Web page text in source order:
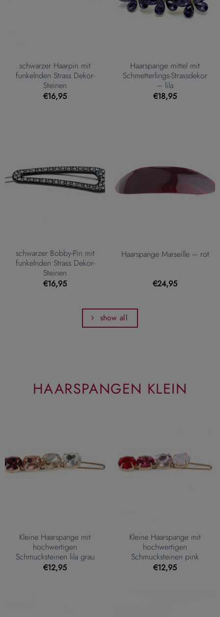
schwarzer Haarpin mit
funkelnden Strass Dekor-
Steinen
€16,95
Haarspange mittel mit
Schmetterlings-Strassdekor
– lila
€18,95
schwarzer Bobby-Pin mit
funkelnden Strass Dekor-
Steinen
€16,95
Haarspange Marseille – rot
€24,95
show all
HAARSPANGEN KLEIN
Kleine Haarspange mit
hochwertigen
Schmucksteinen lila grau
€12,95
Kleine Haarspange mit
hochwertigen
Schmucksteinen pink
€12,95